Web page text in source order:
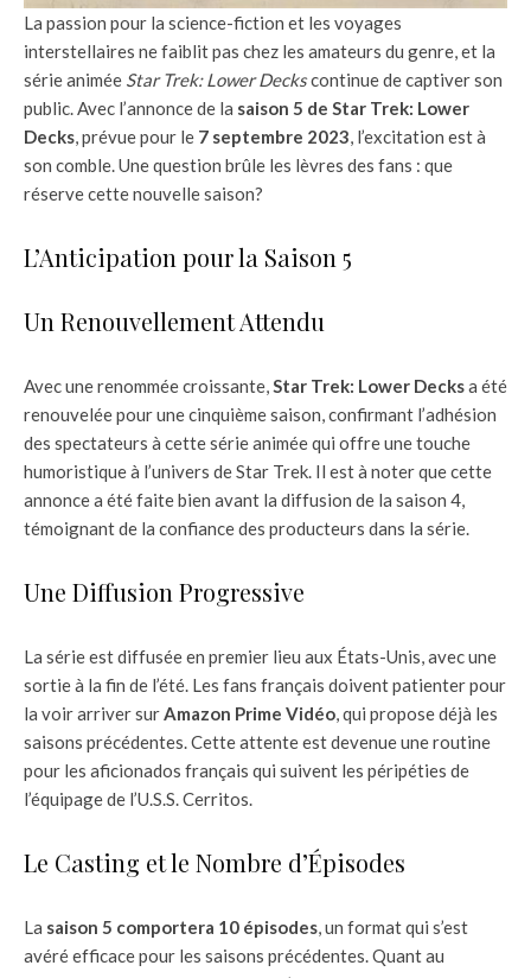
La passion pour la science-fiction et les voyages
interstellaires ne faiblit pas chez les amateurs du genre, et la
série animée Star Trek: Lower Deckscontinue de captiver son
public. Avec l’annonce de la saison 5 de Star Trek: Lower
Decks, prévue pour le 7 septembre 2023, l’excitation est à
son comble. Une question brûle les lèvres des fans : que
réserve cette nouvelle saison?
L’Anticipation pour la Saison 5
Un Renouvellement Attendu
Avec une renommée croissante,Star Trek: Lower Decksa été
renouvelée pour une cinquième saison, confirmant l’adhésion
des spectateurs à cette série animée qui offre une touche
humoristique à l’univers de Star Trek. Il est à noter que cette
annonce a été faite bien avant la diffusion de la saison 4,
témoignant de la confiance des producteurs dans la série.
Une Diffusion Progressive
La série est diffusée en premier lieu aux États-Unis, avec une
sortie à la fin de l’été. Les fans français doivent patienter pour
la voir arriver surAmazon Prime Vidéo, qui propose déjà les
saisons précédentes. Cette attente est devenue une routine
pour les aficionados français qui suivent les péripéties de
l’équipage de l’U.S.S. Cerritos.
Le Casting et le Nombre d’Épisodes
La saison 5 comportera 10 épisodes, un format qui s’est
avéré efficace pour les saisons précédentes. Quant au